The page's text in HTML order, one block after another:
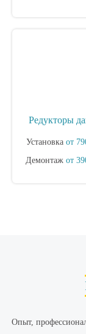
Редукторы
Установка от
Демонтаж от
Опыт,